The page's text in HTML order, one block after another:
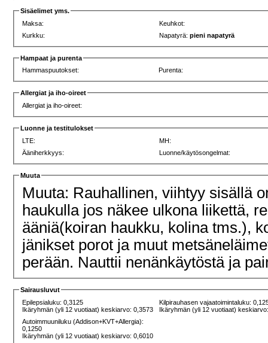
Sisäelimet yms.
Maksa:
Keuhkot:
Kurkku:
Napatyrä:pieni napatyrä
Hampaat ja purenta
Hammaspuutokset:
Purenta:
Allergiat ja iho-oireet
Allergiat ja iho-oireet:
Luonne ja testitulokset
LTE:
MH:
Ääniherkkyys:
Luonne/käytösongelmat:
Muuta
Muuta: Rauhallinen, viihtyy sisällä
haukulla jos näkee ulkona liikettä,
ääniä(koiran haukku, kolina tms.),
jänikset porot ja muut
perään. Nauttii nenänkäytöstä ja
Sairausluvut
Epilepsialuku: 0,3125
Ikäryhmän (yli 12 vuotiaat) keskiarvo: 0,3573
Kilpirauhasen vajaatoimintaluku:
Ikäryhmän (yli 12 vuotiaat)
Autoimmuuniluku (Addison+KVT+Allergia):
0,1250
Ikäryhmän (yli 12 vuotiaat) keskiarvo: 0,6010